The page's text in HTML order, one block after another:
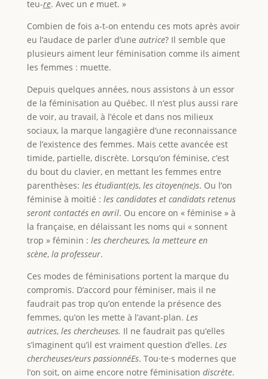
teu-re. Avec un e muet. »
Combien de fois a-t-on entendu ces mots après avoir
eu l’audace de parler d’une autrice? Il semble que
plusieurs aiment leur féminisation comme ils aiment
les femmes : muette.
Depuis quelques années, nous assistons à un essor
de la féminisation au Québec. Il n’est plus aussi rare
de voir, au travail, à l’école et dans nos milieux
sociaux, la marque langagière d’une reconnaissance
de l’existence des femmes. Mais cette avancée est
timide, partielle, discrète. Lorsqu’on féminise, c’est
du bout du clavier, en mettant les femmes entre
parenthèses: les étudiant(e)s,les citoyen(ne)s. Ou l’on
féminise à moitié : les candidates et candidats retenus
seront contactés en avril. Ou encore on « féminise » à
la française, en délaissant les noms qui « sonnent
trop » féminin : les chercheures, la metteure en
scène,la professeur.
Ces modes de féminisations portent la marque du
compromis. D’accord pour féminiser, mais il ne
faudrait pas trop qu’on entende la présence des
femmes, qu’on les mette à l’avant-plan. Les
autrices,les chercheuses. Il ne faudrait pas qu’elles
s’imaginent qu’il est vraiment question d’elles. Les
chercheuses/eurs passionnéEs. Tou·te·s modernes que
l’on soit, on aime encore notre féminisation discrète.